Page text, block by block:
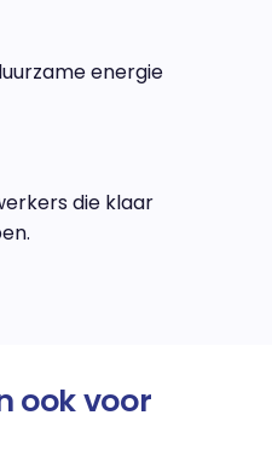
energie
die klaar
ook voor